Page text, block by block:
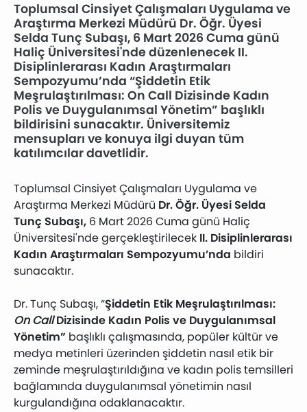
Toplumsal Cinsiyet Çalışmaları Uygulama ve
Araştırma Merkezi Müdürü Dr. Öğr. Üyesi
Selda Tunç Subaşı, 6 Mart 2026 Cuma günü
Haliç Üniversitesi'nde düzenlenecek II.
Disiplinlerarası Kadın Araştırmaları
Sempozyumu’nda “Şiddetin Etik
Meşrulaştırılması: On Call Dizisinde Kadın
Polis ve Duygulanımsal Yönetim” başlıklı
bildirisini sunacaktır. Üniversitemiz
mensupları ve konuya ilgi duyan tüm
katılımcılar davetlidir.
Toplumsal Cinsiyet Çalışmaları Uygulama ve
Araştırma Merkezi Müdürü Dr. Öğr. Üyesi Selda
Tunç Subaşı, 6 Mart 2026 Cuma günü Haliç
Üniversitesi'nde gerçekleştirilecek II. Disiplinlerarası
Kadın Araştırmaları Sempozyumu’nda bildiri
sunacaktır.
Dr. Tunç Subaşı, “Şiddetin Etik Meşrulaştırılması:
On CallDizisinde Kadın Polis ve Duygulanımsal
Yönetim” başlıklı çalışmasında, popüler kültür ve
medya metinleri üzerinden şiddetin nasıl etik bir
zeminde meşrulaştırıldığına ve kadın polis temsilleri
bağlamında duygulanımsal yönetimin nasıl
kurgulandığına odaklanacaktır.